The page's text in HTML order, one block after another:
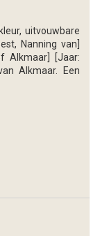
uitvouwbare
Nanning van]
Alkmaar] [Jaar:
Alkmaar. Een